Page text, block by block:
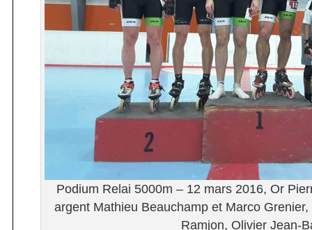
Podium Relai 5000m – 12 mars 2016, Or
argent Mathieu Beauchamp et Marco
Ramjon, Olivier Jean-